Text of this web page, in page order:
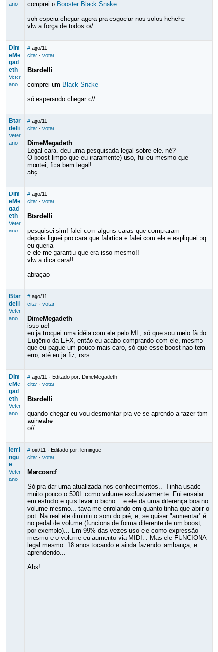
ano
comprei o Booster Black Snake
soh espera chegar agora pra esgoelar nos solos hehehe
vlw a força de todos o//
Dim
eMe
gad
eth
Veter
ano
# ago/11
citar· votar
Btardelli
comprei um Black Snake
só esperando chegar o//
Btar
delli
Veter
ano
# ago/11
citar· votar
DimeMegadeth
Legal cara, deu uma pesquisada legal sobre ele, né?
O boost limpo que eu (raramente) uso, fui eu mesmo que
montei, fica bem legal!
abç
Dim
eMe
gad
eth
Veter
ano
# ago/11
citar· votar
Btardelli
pesquisei sim! falei com alguns caras que compraram
depois liguei pro cara que fabrtica e falei com ele e espliquei oq
eu queria
e ele me garantiu que era isso mesmo!!
vlw a dica cara!!
abraçao
Btar
delli
Veter
ano
# ago/11
citar· votar
DimeMegadeth
isso ae!
eu ja troquei uma idéia com ele pelo ML, só que sou meio fã do
Eugênio da EFX, então eu acabo comprando com ele, mesmo
que eu pague um pouco mais caro, só que esse boost nao tem
erro, até eu ja fiz, rsrs
Dim
eMe
gad
eth
Veter
ano
# ago/11 · Editado por: DimeMegadeth
citar· votar
Btardelli
quando chegar eu vou desmontar pra ve se aprendo a fazer tbm
auiheahe
o//
lemi
ngu
e
Veter
ano
# out/11 · Editado por: lemingue
citar· votar
Marcosrcf
Só pra dar uma atualizada nos conhecimentos... Tinha usado
muito pouco o 500L como volume exclusivamente. Fui ensaiar
em estúdio e quis levar o bicho... e ele dá uma diferença boa no
volume mesmo... tava me enrolando em quanto tinha que abrir o
pot. Na real ele diminiu o som do pré, e, se quiser "aumentar" é
no pedal de volume (funciona de forma diferente de um boost,
por exemplo)... Em 99% das vezes uso ele como expressão
mesmo e o volume eu aumento via MIDI... Mas ele FUNCIONA
legal mesmo. 18 anos tocando e ainda fazendo lambança, e
aprendendo...
Abs!